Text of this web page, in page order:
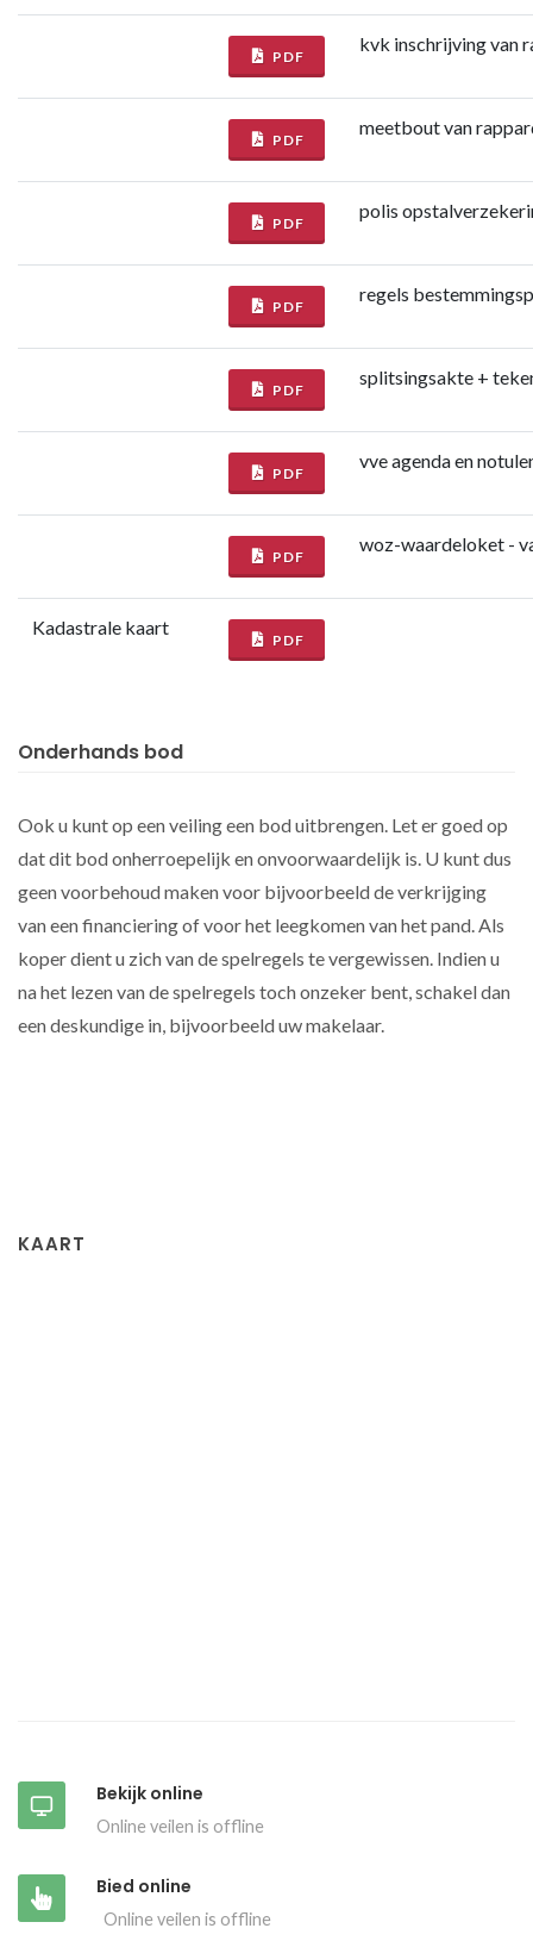
PDF
kvk inschrijving van
PDF
meetbout van
PDF
polis
PDF
regels
PDF
splitsingsakte +
PDF
vve agenda en
PDF
woz-waardeloket -
Kadastrale kaart
PDF
Onderhands bod
Ook u kunt op een veiling een bod uitbrengen. Let er goed op
dat dit bod onherroepelijk en onvoorwaardelijk is. U kunt dus
geen voorbehoud maken voor bijvoorbeeld de verkrijging
van een financiering of voor het leegkomen van het pand. Als
koper dient u zich van de spelregels te vergewissen. Indien u
na het lezen van de spelregels toch onzeker bent, schakel dan
een deskundige in, bijvoorbeeld uw makelaar.
KAART
Bekijk online
Online veilen is offline
Bied online
Online veilen is offline